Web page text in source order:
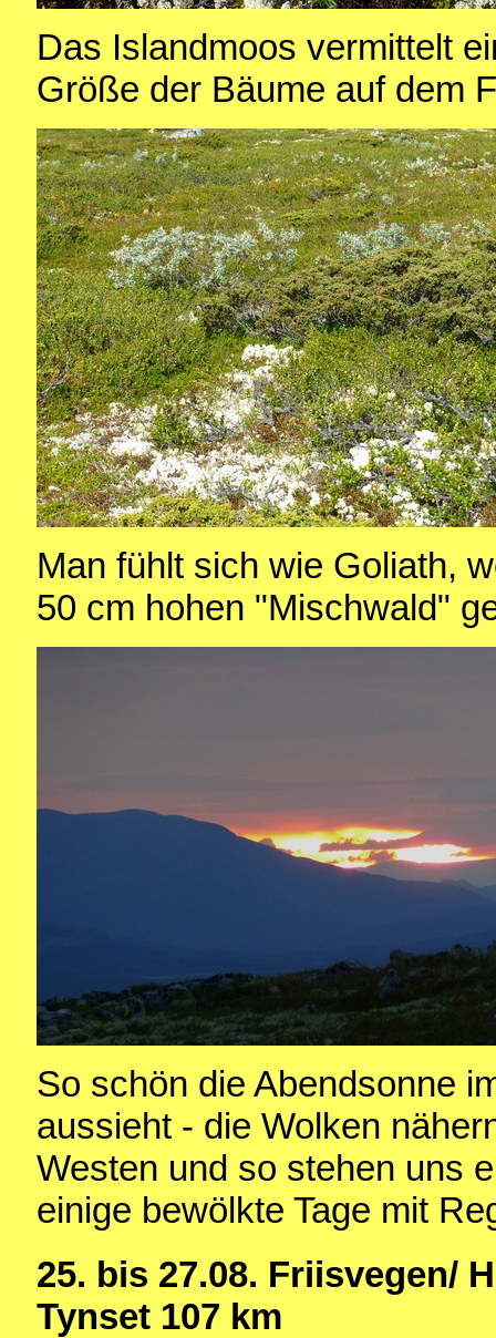
Das Islandmoos vermittelt
Größe der Bäume auf dem
Man fühlt sich wie Goliath,
50 cm hohen "Mischwald"
So schön die Abendsonne
aussieht - die Wolken
Westen und so stehen uns
einige bewölkte Tage mit
25. bis 27.08. Friisvegen/
Tynset 107 km